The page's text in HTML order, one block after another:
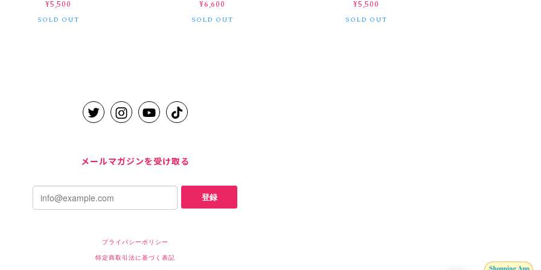
¥5,500
SOLD OUT
¥6,600
SOLD OUT
¥5,500
SOLD OUT
メールマガジンを受け取る
登録
プライバシーポリシー
特定商取引法に基づく表記